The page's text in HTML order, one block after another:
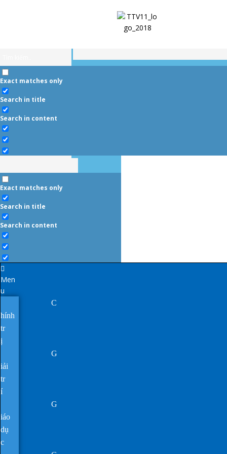
Exact matches only
Search in title
Search in content
Exact matches only
Search in title
Search in content
Men
u
C
hính
tr
ị
G
iải
tr
í
G
iáo
dụ
c